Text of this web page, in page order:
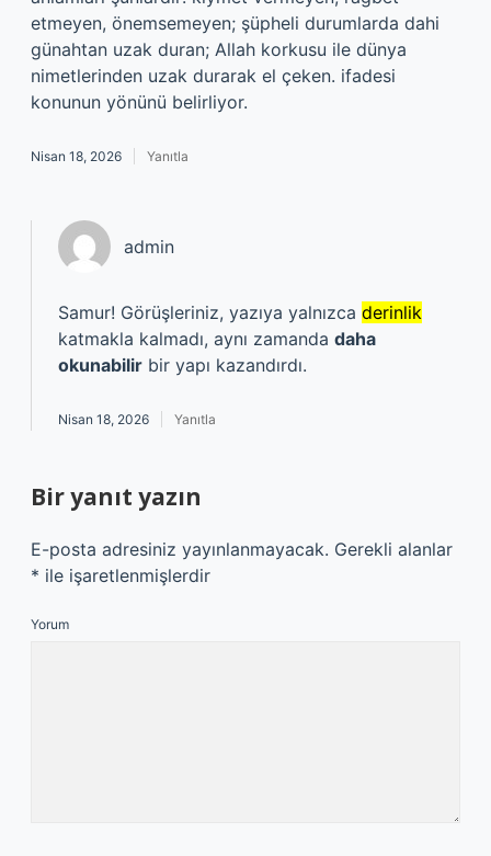
etmeyen, önemsemeyen; şüpheli durumlarda dahi
günahtan uzak duran; Allah korkusu ile dünya
nimetlerinden uzak durarak el çeken. ifadesi
konunun yönünü belirliyor.
Nisan 18, 2026 Yanıtla
admin
Samur! Görüşleriniz, yazıya yalnızca derinlik
katmakla kalmadı, aynı zamanda daha
okunabilir bir yapı kazandırdı.
Nisan 18, 2026 Yanıtla
Bir yanıt yazın
E-posta adresiniz yayınlanmayacak. Gerekli alanlar
* ile işaretlenmişlerdir
Yorum